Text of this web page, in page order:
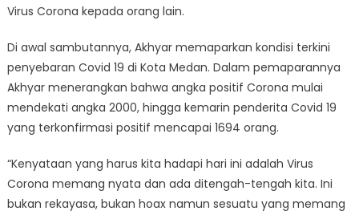
Virus Corona kepada orang lain.
Di awal sambutannya, Akhyar memaparkan kondisi terkini
penyebaran Covid 19 di Kota Medan. Dalam pemaparannya
Akhyar menerangkan bahwa angka positif Corona mulai
mendekati angka 2000, hingga kemarin penderita Covid 19
yang terkonfirmasi positif mencapai 1694 orang.
“Kenyataan yang harus kita hadapi hari ini adalah Virus
Corona memang nyata dan ada ditengah-tengah kita. Ini
bukan rekayasa, bukan hoax namun sesuatu yang memang